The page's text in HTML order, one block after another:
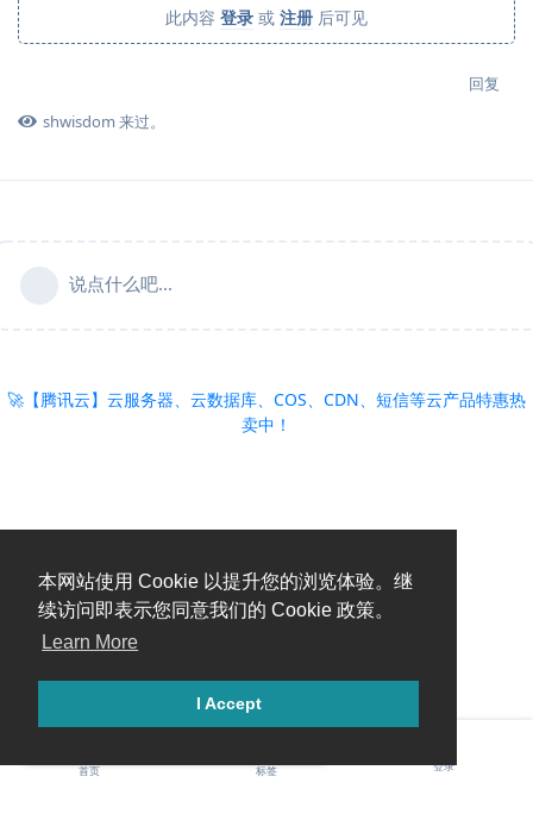
本网站使用 Cookie 以提升您的浏览体验。继
续访问即表示您同意我们的 Cookie 政策。
Learn More
I Accept
此内容 登录 或 注册 后可见
回复
shwisdom 来过。
说点什么吧...
🚀【腾讯云】云服务器、云数据库、COS、CDN、短信等云产品特惠热
卖中！
首页 标签 登录